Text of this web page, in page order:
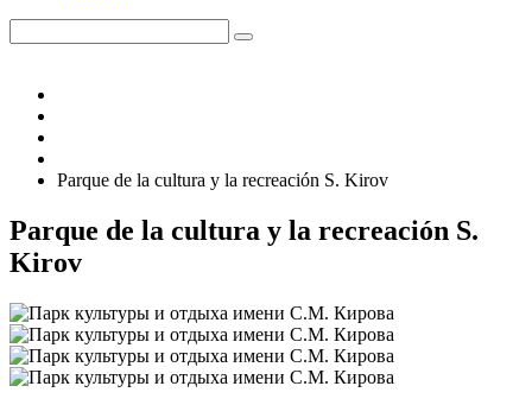
Parque de la cultura y la recreación S. Kirov
Parque de la cultura y la recreación S.
Kirov